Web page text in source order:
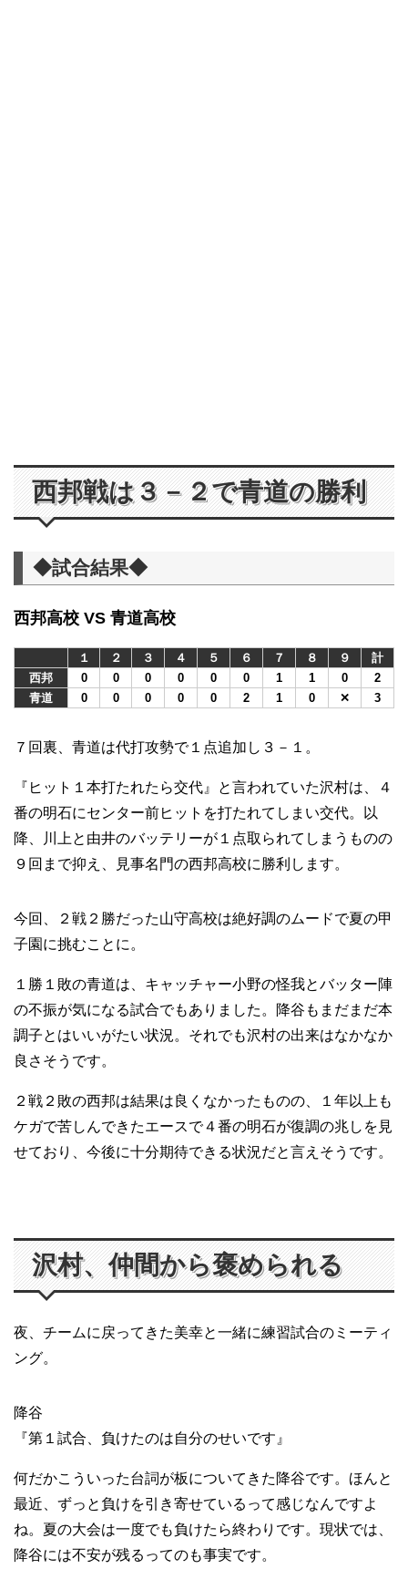
西邦戦は３－２で青道の勝利
◆試合結果◆
西邦高校 VS 青道高校
１ ２ ３ ４ ５ ６ ７ ８ ９
計
西邦
0 0 0 0 0 0 1 1 0
2
青道
0 0 0 0 0 2 1 0 ✕ 3
７回裏、青道は代打攻勢で１点追加し３－１。
『ヒット１本打たれたら交代』と言われていた沢村は、４
番の明石にセンター前ヒットを打たれてしまい交代。以
降、川上と由井のバッテリーが１点取られてしまうものの
９回まで抑え、見事名門の西邦高校に勝利します。
今回、２戦２勝だった山守高校は絶好調のムードで夏の甲
子園に挑むことに。
１勝１敗の青道は、キャッチャー小野の怪我とバッター陣
の不振が気になる試合でもありました。降谷もまだまだ本
調子とはいいがたい状況。それでも沢村の出来はなかなか
良さそうです。
２戦２敗の西邦は結果は良くなかったものの、１年以上も
ケガで苦しんできたエースで４番の明石が復調の兆しを見
せており、今後に十分期待できる状況だと言えそうです。
沢村、仲間から褒められる
夜、チームに戻ってきた美幸と一緒に練習試合のミーティ
ング。
降谷
『第１試合、負けたのは自分のせいです』
何だかこういった台詞が板についてきた降谷です。ほんと
最近、ずっと負けを引き寄せているって感じなんですよ
ね。夏の大会は一度でも負けたら終わりです。現状では、
降谷には不安が残るってのも事実です。